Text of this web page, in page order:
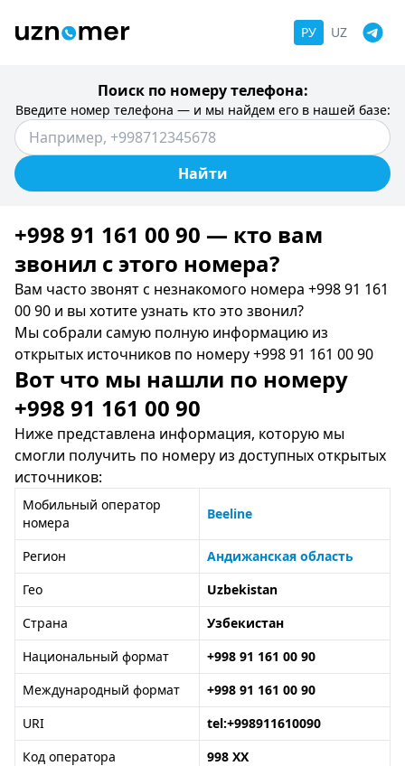
РУ UZ
Поиск по номеру телефона:
Введите номер телефона — и мы найдем его в нашей базе:
Найти
+998 91 161 00 90 — кто вам
звонил c этого номера?
Вам часто звонят с незнакомого номера +998 91 161
00 90 и вы хотите узнать кто это звонил?
Мы собрали самую полную информацию из
открытых источников по номеру +998 91 161 00 90
Вот что мы нашли по номеру
+998 91 161 00 90
Ниже представлена информация, которую мы
смогли получить по номеру из доступных открытых
источников:
Мобильный оператор
номера
Beeline
Регион
Андижанская область
Гео
Uzbekistan
Страна
Узбекистан
Национальный формат
+998 91 161 00 90
Международный формат
+998 91 161 00 90
URI
tel:+998911610090
Код оператора
998 XX